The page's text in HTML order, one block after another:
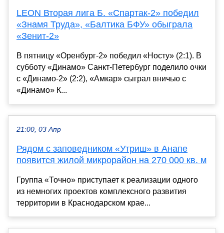
LEON Вторая лига Б. «Спартак-2» победил
«Знамя Труда», «Балтика БФУ» обыграла
«Зенит-2»
В пятницу «Оренбург-2» победил «Носту» (2:1). В
субботу «Динамо» Санкт-Петербург поделило очки
с «Динамо-2» (2:2), «Амкар» сыграл вничью с
«Динамо» К...
21:00, 03 Апр
Рядом с заповедником «Утриш» в Анапе
появится жилой микрорайон на 270 000 кв. м
Группа «Точно» приступает к реализации одного
из немногих проектов комплексного развития
территории в Краснодарском крае...